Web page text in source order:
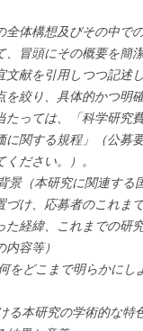
全体構想及びその中で
、冒頭にその概要を簡
文献を引用しつつ記述
を絞り、具体的かつ明
たっては、「科学研究
に関する規程」（公募
ださい。）。
景（本研究に関連する
づけ、応募者のこれま
た経緯、これまでの研
容等）
をどこまで明らかにし
る本研究の学術的な特